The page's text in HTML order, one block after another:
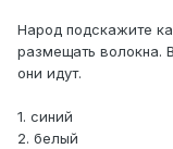
Народ подскажите
размещать волокна.
они идут.
1. синий
2. белый